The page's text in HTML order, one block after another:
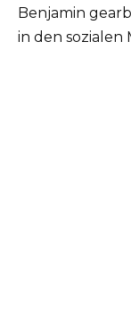
Benjamin
in den sozialen